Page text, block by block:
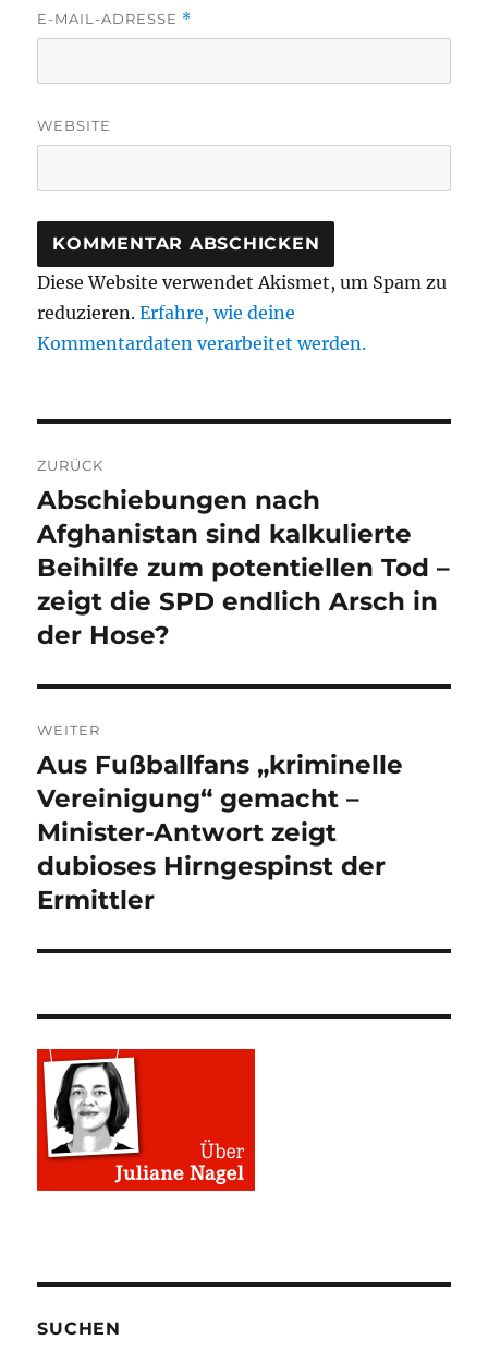
E-MAIL-ADRESSE *
WEBSITE
Diese Website verwendet Akismet, um Spam zu
reduzieren.Erfahre, wie deine
Kommentardaten verarbeitet werden.
ZURÜCK
Vorheriger
Beitrag:
Abschiebungen nach
Afghanistan sind kalkulierte
Beihilfe zum potentiellen Tod –
zeigt die SPD endlich Arsch in
der Hose?
WEITER
Nächster
Beitrag:
Aus Fußballfans „kriminelle
Vereinigung“ gemacht –
Minister-Antwort zeigt
dubioses Hirngespinst der
Ermittler
SUCHEN